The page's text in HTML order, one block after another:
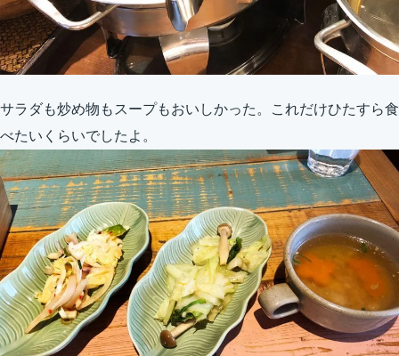
サラダも炒め物もスープもおいしかった。これだけひたすら食
べたいくらいでしたよ。